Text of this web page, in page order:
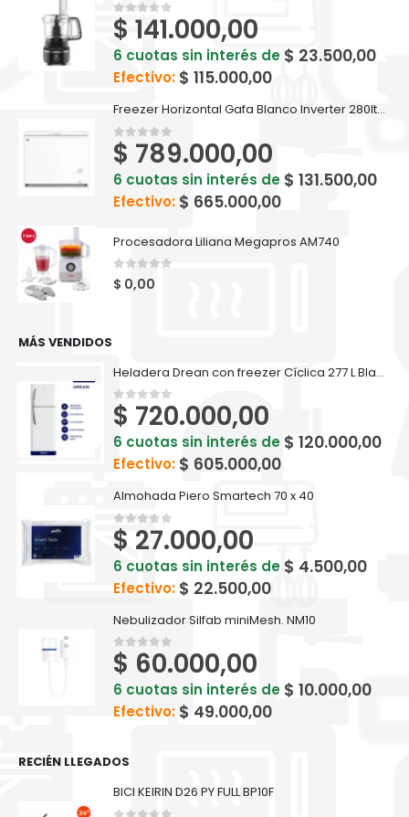
0out of 5
$ 141.000,00
6 cuotas sin interés de $ 23.500,00
Efectivo: $ 115.000,00
Freezer Horizontal Gafa Blanco Inverter 280lts FGHI300B-L
0out of 5
$ 789.000,00
6 cuotas sin interés de $ 131.500,00
Efectivo: $ 665.000,00
Procesadora Liliana Megapros AM740
0 out of 5
$ 0,00
MÁS VENDIDOS
Heladera Drean con freezer Cíclica 277 L Blanca - HDR280F50B
0out of 5
$ 720.000,00
6 cuotas sin interés de $ 120.000,00
Efectivo: $ 605.000,00
Almohada Piero Smartech 70 x 40
0out of 5
$ 27.000,00
6 cuotas sin interés de $ 4.500,00
Efectivo: $ 22.500,00
Nebulizador Silfab miniMesh. NM10
0out of 5
$ 60.000,00
6 cuotas sin interés de $ 10.000,00
Efectivo: $ 49.000,00
RECIÉN LLEGADOS
BICI KEIRIN D26 PY FULL BP10F